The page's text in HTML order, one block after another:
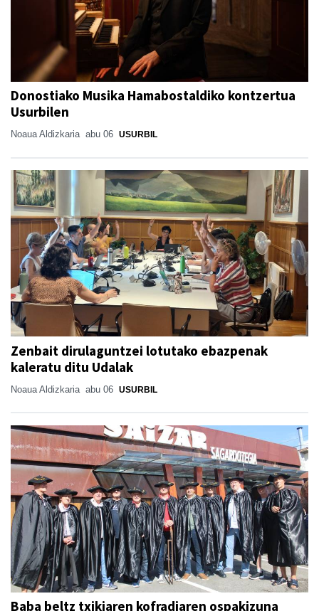
Donostiako Musika Hamabostaldiko kontzertua
Usurbilen
Noaua Aldizkaria abu 06 USURBIL
Zenbait dirulaguntzei lotutako ebazpenak
kaleratu ditu Udalak
Noaua Aldizkaria abu 06 USURBIL
Baba beltz txikiaren kofradiaren ospakizuna